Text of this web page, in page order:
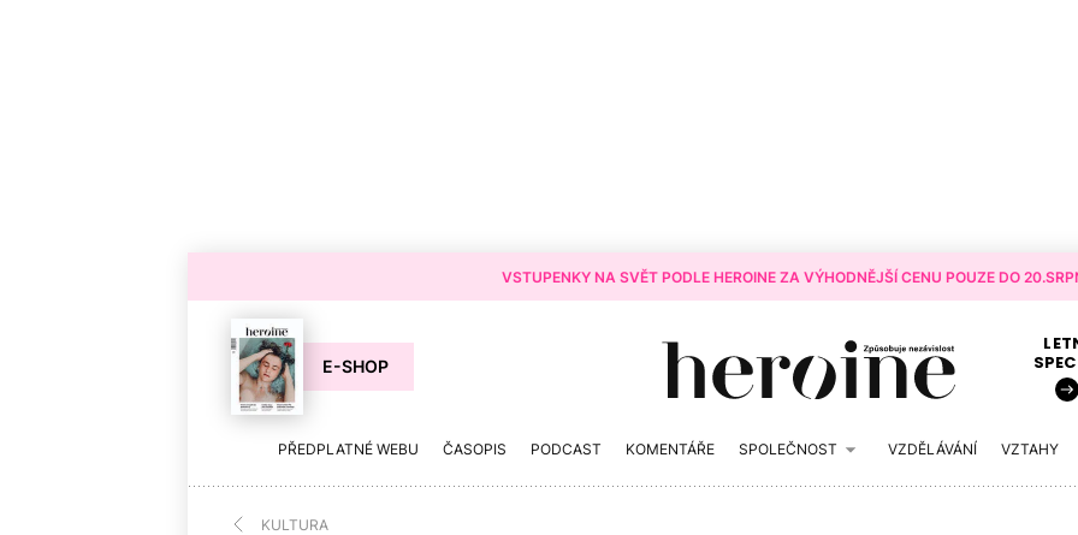
VSTUPENKY NA SVĚT PODLE HEROINE ZA VÝHODNĚJŠÍ CENU POUZE DO
E-SHOP
PŘEDPLATNÉ WEBU ČASOPIS PODCAST KOMENTÁŘE SPOLEČNOST VZDĚLÁVÁNÍ VZTAHY
KULTURA